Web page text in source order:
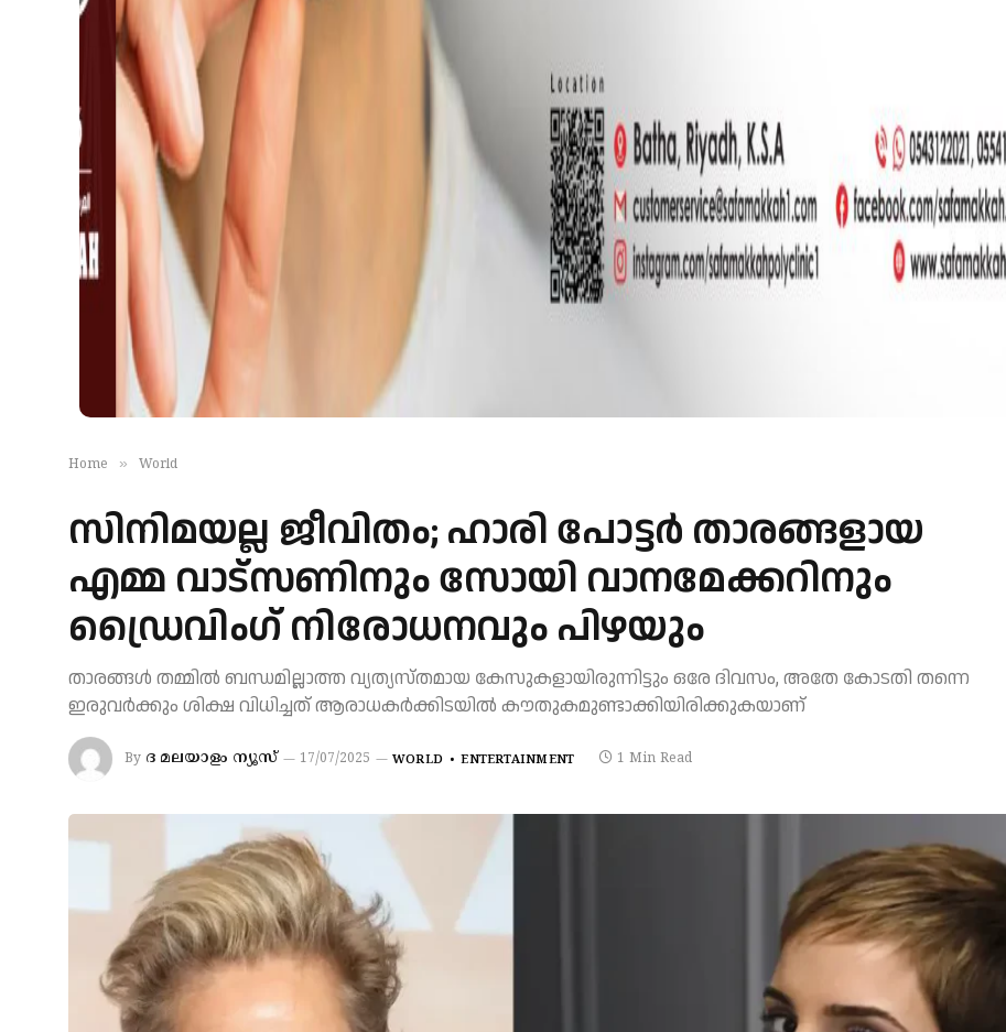
Home » World
സിനിമയല്ല ജീവിതം; ഹാരി പോട്ടർ താരങ്ങളായ
എമ്മ വാട്സണിനും സോയി വാനമേക്കറിനും
ഡ്രൈവിം​ഗ് നിരോധനവും പിഴയും
താരങ്ങൾ തമ്മിൽ ബന്ധമില്ലാത്ത വ്യത്യസ്തമായ കേസുകളായിരുന്നിട്ടും ഒരേ ദിവസം, അതേ കോടതി തന്നെ
ഇരുവർക്കും ശിക്ഷ വിധിച്ചത് ആരാധകർക്കിടയിൽ കൗതുകമുണ്ടാക്കിയിരിക്കുകയാണ്
By ദ മലയാളം ന്യൂസ് 17/07/2025 WORLD ENTERTAINMENT 1 Min Read